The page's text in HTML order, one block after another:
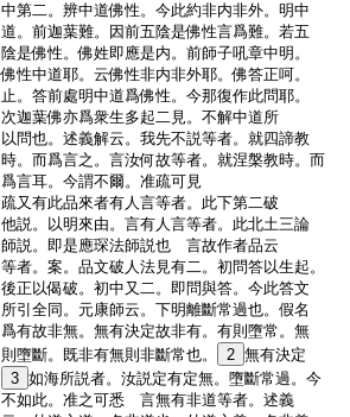
中第二。辨中道佛性。今此約非内非外。明中
道。前迦葉難。因前五陰是佛性言爲難。若五
陰是佛性。佛姓即應是内。前師子吼章中明。
佛性中道耶。云佛性非内非外耶。佛答正呵。
止。答前處明中道爲佛性。今那復作此問耶。
次迦葉佛亦爲衆生多起二見。不解中道所
以問也。述義解云。我先不説等者。就四諦教
時。而爲言之。言汝何故等者。就涅槃教時。而
爲言耳。今謂不爾。准疏可見
疏又有此品來者有人言等者。此下第二破
他説。以明來由。言有人言等者。此北土三論
師説。即是應琛法師説也 言故作者品云
等者。案。品文破人法見有二。初問答以生起。
後正以偈破。初中又二。即問與答。今此答文
所引全同。元康師云。下明離斷常過也。假名
爲有故非無。無有決定故非有。有則墮常。無
則墮斷。既非有無則非斷常也。
2 無有決定
3 如海所説者。汝説定有定無。墮斷常過。今
不如此。准之可悉 言無有非道等者。述義